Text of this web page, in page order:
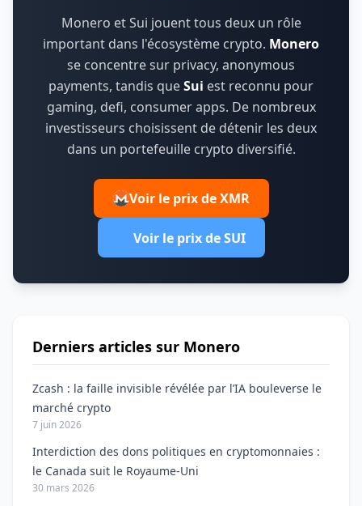
Monero et Sui jouent tous deux un rôle
important dans l'écosystème crypto. Monero
se concentre sur privacy, anonymous
payments, tandis queSui est reconnu pour
gaming, defi, consumer apps. De nombreux
investisseurs choisissent de détenir les deux
dans un portefeuille crypto diversifié.
Voir le prix de XMR
Voir le prix de SUI
Derniers articles sur Monero
Zcash : la faille invisible révélée par l’IA bouleverse le
marché crypto
7 juin 2026
Interdiction des dons politiques en cryptomonnaies :
le Canada suit le Royaume-Uni
30 mars 2026